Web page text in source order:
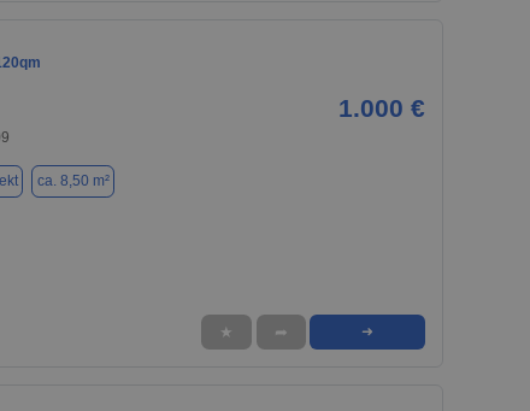
1.000 €
ca. 8,50 m²
★ ➦ ➜